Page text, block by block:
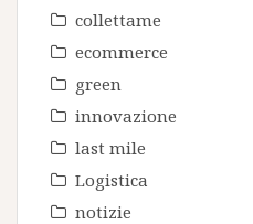
collettame
ecommerce
green
innovazione
last mile
Logistica
notizie